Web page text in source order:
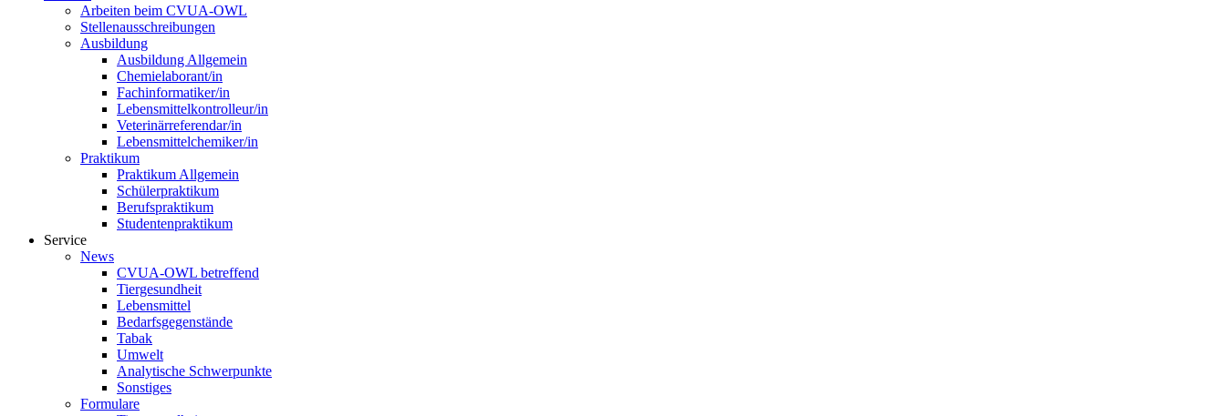
Arbeiten beim CVUA-OWL
Stellenausschreibungen
Ausbildung
Ausbildung Allgemein
Chemielaborant/in
Fachinformatiker/in
Lebensmittelkontrolleur/in
Veterinärreferendar/in
Lebensmittelchemiker/in
Praktikum
Praktikum Allgemein
Schülerpraktikum
Berufspraktikum
Studentenpraktikum
Service
News
CVUA-OWL betreffend
Tiergesundheit
Lebensmittel
Bedarfsgegenstände
Tabak
Umwelt
Analytische Schwerpunkte
Sonstiges
Formulare